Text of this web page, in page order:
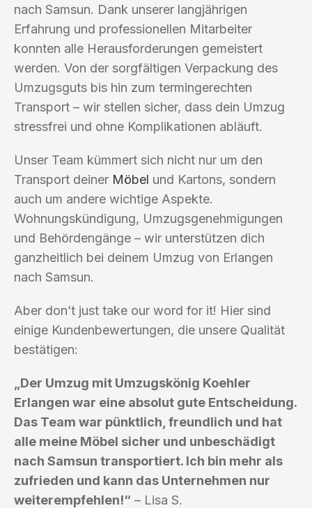
nach Samsun. Dank unserer langjährigen
Erfahrung und professionellen Mitarbeiter
konnten alle Herausforderungen gemeistert
werden. Von der sorgfältigen Verpackung des
Umzugsguts bis hin zum termingerechten
Transport – wir stellen sicher, dass dein Umzug
stressfrei und ohne Komplikationen abläuft.
Unser Team kümmert sich nicht nur um den
Transport deiner Möbel und Kartons, sondern
auch um andere wichtige Aspekte.
Wohnungskündigung, Umzugsgenehmigungen
und Behördengänge – wir unterstützen dich
ganzheitlich bei deinem Umzug von Erlangen
nach Samsun.
Aber don’t just take our word for it! Hier sind
einige Kundenbewertungen, die unsere Qualität
bestätigen:
„Der Umzug mit Umzugskönig Koehler
Erlangen war eine absolut gute Entscheidung.
Das Team war pünktlich, freundlich und hat
alle meine Möbel sicher und unbeschädigt
nach Samsun transportiert. Ich bin mehr als
zufrieden und kann das Unternehmen nur
weiterempfehlen!“ – Lisa S.